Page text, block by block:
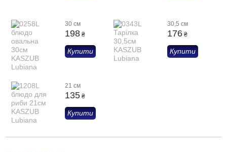
30 см
198 ₴
Купити
30,5 см
176 ₴
Купити
21 см
135 ₴
Купити